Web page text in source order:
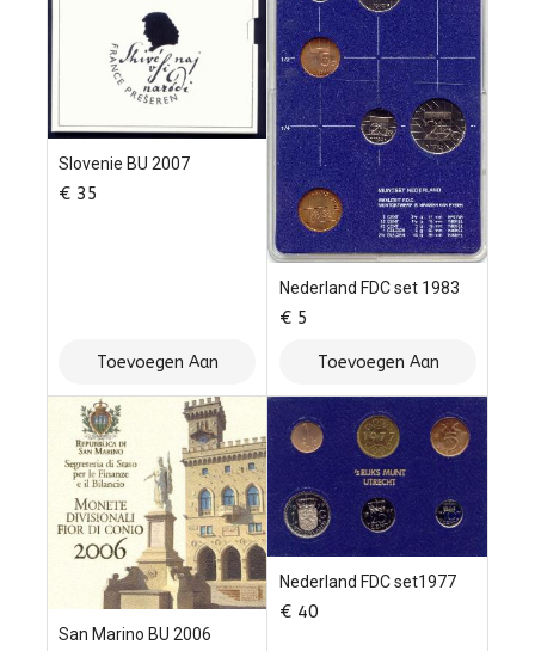
Slovenie BU 2007
€ 35
Toevoegen Aan
Winkelwagen
Nederland FDC set 1983
€ 5
Toevoegen Aan
Winkelwagen
San Marino BU 2006
Nederland FDC set1977
€ 40